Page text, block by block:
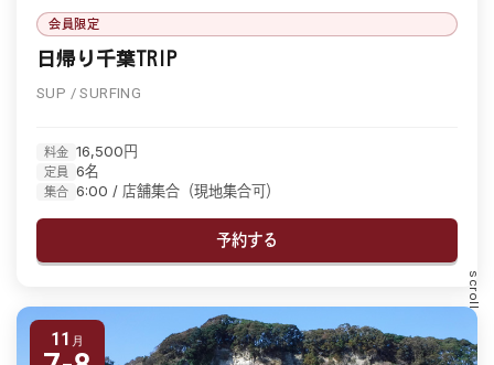
scroll
会員限定
日帰り千葉TRIP
SUP / SURFING
料金 16,500円
定員 6名
集合 6:00 / 店舗集合（現地集合可）
予約する
11